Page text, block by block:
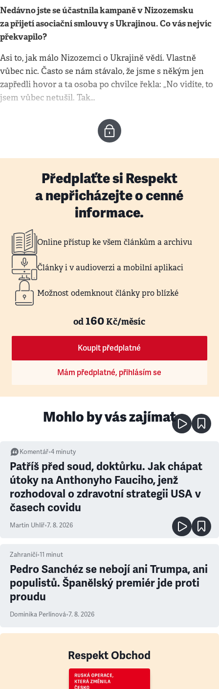
Nedávno jste se účastnila kampaně v Nizozemsku
za přijetí asociační smlouvy s Ukrajinou. Co vás nejvíc
překvapilo?
Asi to, jak málo Nizozemci o Ukrajině vědí. Vlastně
vůbec nic. Často se nám stávalo, že jsme s někým jen
zapředli hovor a ta osoba po chvilce řekla: „No vidíte, to
jsem vůbec netušil. Tak…
Předplaťte si Respekt
a nepřicházejte o cenné
informace.
Online přístup ke všem článkům a archivu
Články i v audioverzi a mobilní aplikaci
Možnost odemknout články pro blízké
od160Kč/měsíc
Koupit předplatné
Mám předplatné, přihlásím se
Mohlo by vás zajímat
Komentář•4 minuty
Patříš před soud, doktůrku. Jak chápat
útoky na Anthonyho Fauciho, jenž
rozhodoval o zdravotní strategii USA v
časech covidu
Martin Uhlíř•7. 8. 2026
Zahraničí•11 minut
Pedro Sanchéz se nebojí ani Trumpa, ani
populistů. Španělský premiér jde proti
proudu
Dominika Perlínová•7. 8. 2026
Respekt Obchod